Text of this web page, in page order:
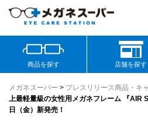
商品を探す 店舗を探す
メガネスーパー > プレスリリース商品・キ
上最軽量級の女性用メガネフレーム 『AIR
日（金）新発売！